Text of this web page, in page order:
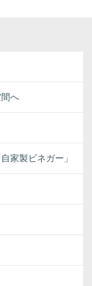
へ
家製ビネガー」